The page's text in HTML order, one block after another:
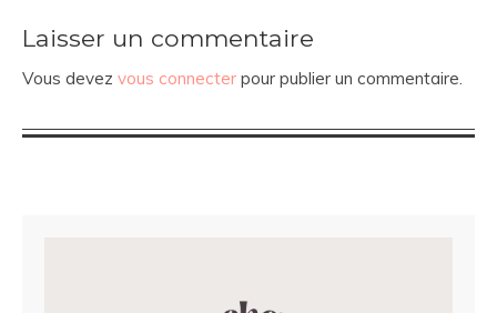
Laisser un commentaire
Vous devez vous connecter pour publier un commentaire.